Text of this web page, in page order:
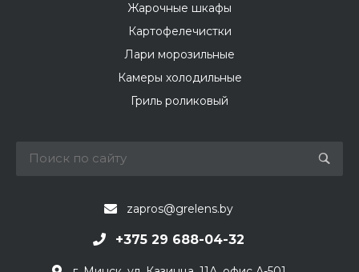
Жарочные шкафы
Картофелечистки
Лари морозильные
Камеры холодильные
Гриль роликовый
zapros@grelens.by
+375 29 688-04-32